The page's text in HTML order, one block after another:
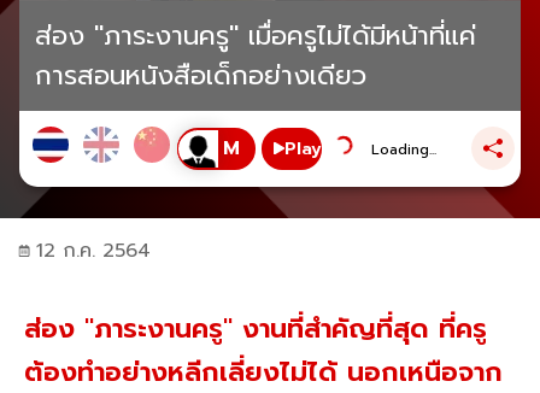
ส่อง "ภาระงานครู" เมื่อครูไม่ได้มีหน้าที่แค่
การสอนหนังสือเด็กอย่างเดียว
Play Loading...
12 ก.ค. 2564
ส่อง "ภาระงานครู" งานที่สำคัญที่สุด ที่ครู
ต้องทำอย่างหลีกเลี่ยงไม่ได้ นอกเหนือจาก